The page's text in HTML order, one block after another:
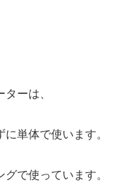
ターは、
に単体で使います。
グで使っています。